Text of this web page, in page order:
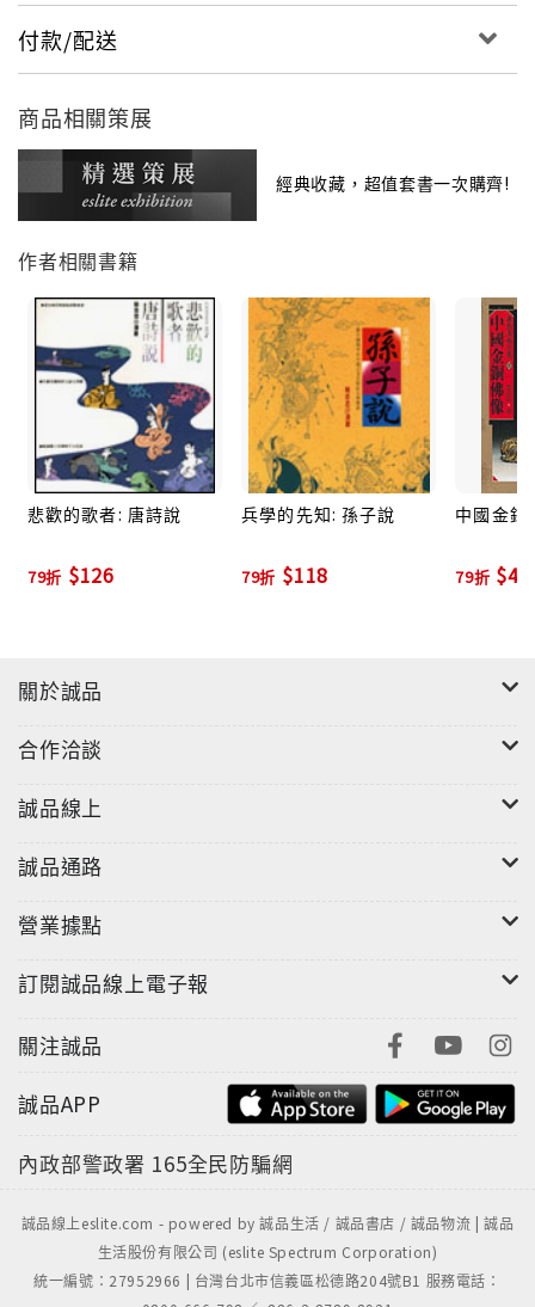
付款/配送
商品相關策展
經典收藏，超值套書一次購齊!
作者相關書籍
悲歡的歌者: 唐詩說
79折 $126
兵學的先知: 孫子說
79折 $118
中國金銅
79折
關於誠品
合作洽談
誠品線上
誠品通路
營業據點
訂閱誠品線上電子報
關注誠品
誠品APP
內政部警政署 165全民防騙網
誠品線上eslite.com - powered by 誠品生活 / 誠品書店 / 誠品物流 | 誠品
生活股份有限公司 (eslite Spectrum Corporation)
統一編號：27952966 | 台灣台北市信義區松德路204號B1 服務電話：